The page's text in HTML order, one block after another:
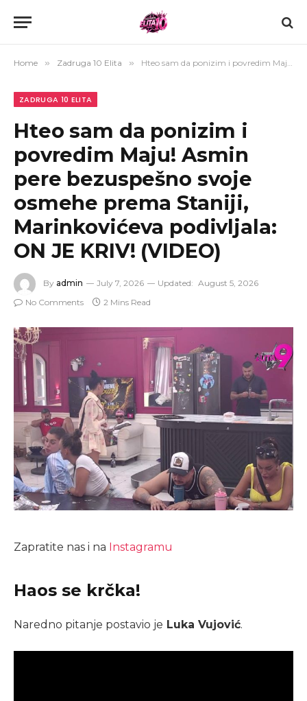
Home » Zadruga 10 Elita » Hteo sam da ponizim i povredim Maju! Asmin pere bezuspešno svoje osmehe prema Staniji, Marinkovićeva podivljala: ON JE KRIV! (VIDEO)
ZADRUGA 10 ELITA
Hteo sam da ponizim i
povredim Maju! Asmin
pere bezuspešno svoje
osmehe prema Staniji,
Marinkovićeva podivljala:
ON JE KRIV! (VIDEO)
By admin July 7, 2026 Updated: August 5, 2026
No Comments
2 Mins Read
Zapratite nas i na Instagramu
Haos se krčka!
Naredno pitanje postavio je Luka Vujović.